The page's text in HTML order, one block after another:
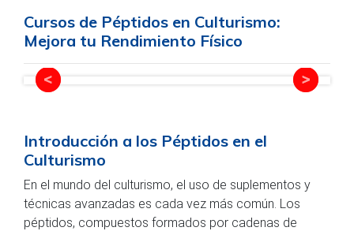
Cursos de Péptidos en Culturismo:
Mejora tu Rendimiento Físico
Introducción a los Péptidos en el
Culturismo
En el mundo del culturismo, el uso de suplementos y
técnicas avanzadas es cada vez más común. Los
péptidos, compuestos formados por cadenas de